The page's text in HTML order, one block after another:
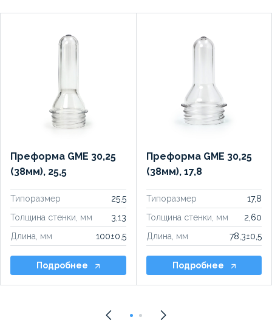
Преформа GME 30,25
(38мм), 25,5
Типоразмер
25,5
Толщина стенки, мм
3,13
Длина, мм
100±0,5
Подробнее
Преформа GME 30,25
(38мм), 17,8
Типоразмер
17,8
Толщина стенки, мм
2,60
Длина, мм
78,3±0,5
Подробнее